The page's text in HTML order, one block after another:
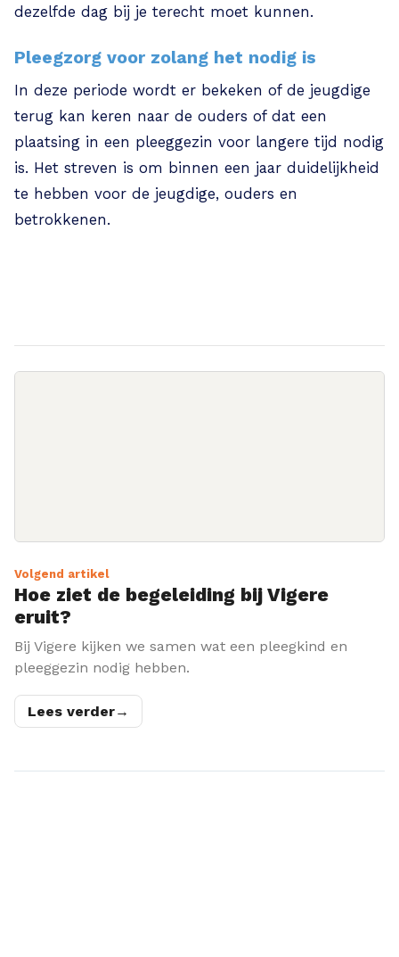
dezelfde dag bij je terecht moet kunnen.
Pleegzorg voor zolang het nodig is
In deze periode wordt er bekeken of de jeugdige
terug kan keren naar de ouders of dat een
plaatsing in een pleeggezin voor langere tijd nodig
is. Het streven is om binnen een jaar duidelijkheid
te hebben voor de jeugdige, ouders en
betrokkenen.
Volgend artikel
Hoe ziet de begeleiding bij Vigere
eruit?
Bij Vigere kijken we samen wat een pleegkind en
pleeggezin nodig hebben.
Lees verder→